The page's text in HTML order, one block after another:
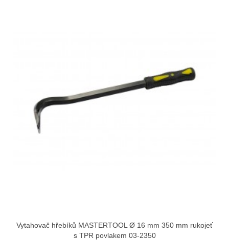
Vytahovač hřebíků MASTERTOOL Ø 16 mm 350 mm rukojeť
s TPR povlakem 03-2350